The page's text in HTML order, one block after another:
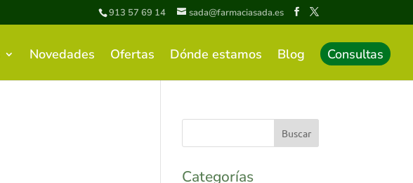
913 57 69 14 sada@farmaciasada.es
Novedades Ofertas Dónde estamos Blog Consultas
Categorías